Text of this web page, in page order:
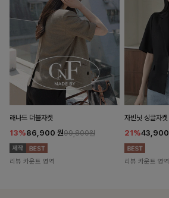
래나드 더블자켓
13%86,900 원99,800원
리뷰 카운트 영역
자빈닛 싱글자켓
21%43,900
리뷰 카운트 영역